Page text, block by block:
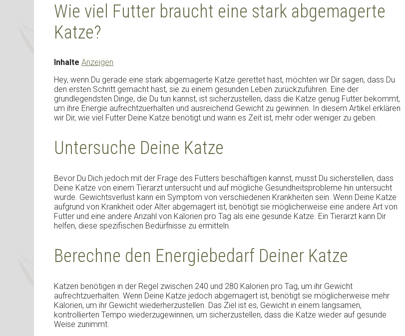
Wie viel Futter braucht eine stark abgemagerte
Katze?
Inhalte Anzeigen
Hey, wenn Du gerade eine stark abgemagerte Katze gerettet hast, möchten wir Dir sagen, dass Du
den ersten Schritt gemacht hast, sie zu einem gesunden Leben zurückzuführen. Eine der
grundlegendsten Dinge, die Du tun kannst, ist sicherzustellen, dass die Katze genug Futter bekommt,
um ihre Energie aufrechtzuerhalten und ausreichend Gewicht zu gewinnen. In diesem Artikel erklären
wir Dir, wie viel Futter Deine Katze benötigt und wann es Zeit ist, mehr oder weniger zu geben.
Untersuche Deine Katze
Bevor Du Dich jedoch mit der Frage des Futters beschäftigen kannst, musst Du sicherstellen, dass
Deine Katze von einem Tierarzt untersucht und auf mögliche Gesundheitsprobleme hin untersucht
wurde. Gewichtsverlust kann ein Symptom von verschiedenen Krankheiten sein. Wenn Deine Katze
aufgrund von Krankheit oder Alter abgemagert ist, benötigt sie möglicherweise eine andere Art von
Futter und eine andere Anzahl von Kalorien pro Tag als eine gesunde Katze. Ein Tierarzt kann Dir
helfen, diese spezifischen Bedürfnisse zu ermitteln.
Berechne den Energiebedarf Deiner Katze
Katzen benötigen in der Regel zwischen 240 und 280 Kalorien pro Tag, um ihr Gewicht
aufrechtzuerhalten. Wenn Deine Katze jedoch abgemagert ist, benötigt sie möglicherweise mehr
Kalorien, um ihr Gewicht wiederherzustellen. Das Ziel ist es, Gewicht in einem langsamen,
kontrollierten Tempo wiederzugewinnen, um sicherzustellen, dass die Katze wieder auf gesunde
Weise zunimmt.